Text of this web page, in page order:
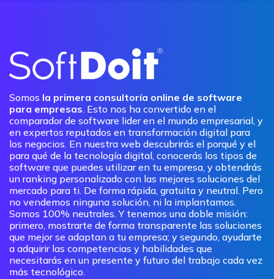
Somos la primera consultoría online de software
para empresas. Esto nos ha convertido en el
comparador de software lider en el mundo empresarial, y
en expertos reputados en transformación digital para
los negocios. En nuestra web descubrirás el porqué y el
para qué de la tecnología digital, conocerás los tipos de
software que puedes utilizar en tu empresa, y obtendrás
un ranking personalizado con las mejores soluciones del
mercado para ti. De forma rápida, gratuita y neutral. Pero
no vendemos ninguna solución, ni la implantamos.
Somos 100% neutrales. Y tenemos una doble misión:
primero, mostrarte de forma transparente las soluciones
que mejor se adaptan a tu empresa; y segundo, ayudarte
a adquirir las competencias y habilidades que
necesitarás en un presente y futuro del trabajo cada vez
más tecnológico.